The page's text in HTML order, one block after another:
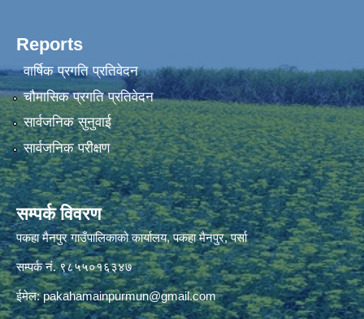
Reports
वार्षिक प्रगति प्रतिवेदन
चौमासिक प्रगति प्रतिवेदन
सार्वजनिक सुनुवाई
सार्वजनिक परीक्षण
सम्पर्क विवरण
पकहा मैनपुर गाउँपालिकाको कार्यालय, पकहा मैनपुर, पर्सा
सम्पर्क नं. ९८५५०१६३४७
ईमेल:pakahamainpurmun@gmail.com